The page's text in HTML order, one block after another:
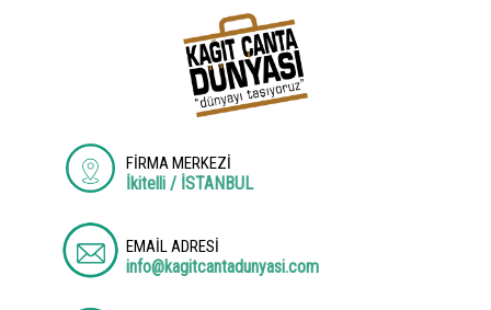
FİRMA MERKEZİ
İkitelli / İSTANBUL
EMAİL ADRESİ
info@kagitcantadunyasi.com